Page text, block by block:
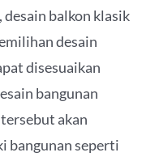
balkon klasik
desain
disesuaikan
bangunan
akan
bangunan seperti